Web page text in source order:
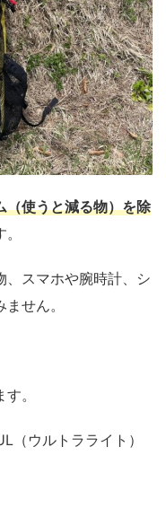
（使うと減る物）を除
、スマホや腕時計、シ
せん。
。
ウルトラライト）